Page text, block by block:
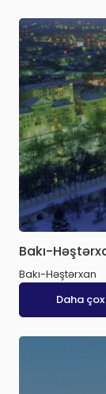
Bakı-
Bakı-Həştərxan
Daha çox